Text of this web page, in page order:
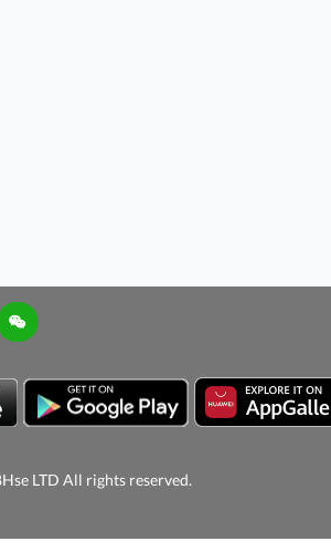
LTD All rights reserved.